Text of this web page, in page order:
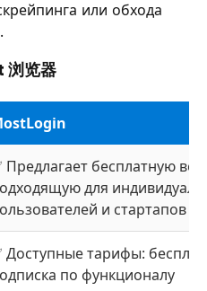
или обхода
览器
Предлагает бесплатную
для
и стартапов
Доступные тарифы:
по функционалу